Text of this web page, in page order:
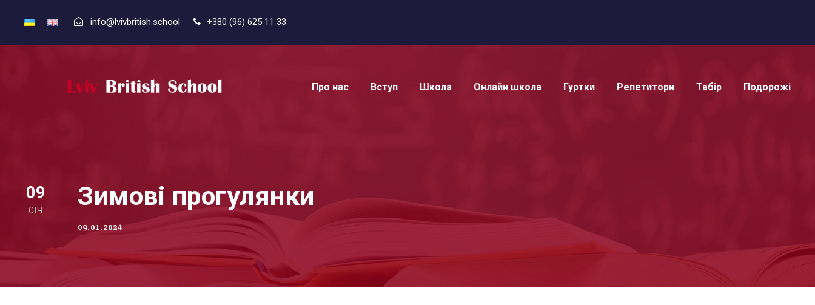
info@lvivbritish.school +380 (96) 625 11 33
Про нас Вступ Школа Онлайн школа Гуртки Репетитори Табір Подорожі
09
СІЧ Зимові прогулянки
09.01.2024